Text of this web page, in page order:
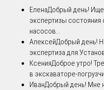
ЕленаДобрый день!
экспертизы состояния
насосов...
АлексейДобрый день!
экспертиза
КсенияДоброе утро!
в экскаваторе-
ИванДобрый день! Мне